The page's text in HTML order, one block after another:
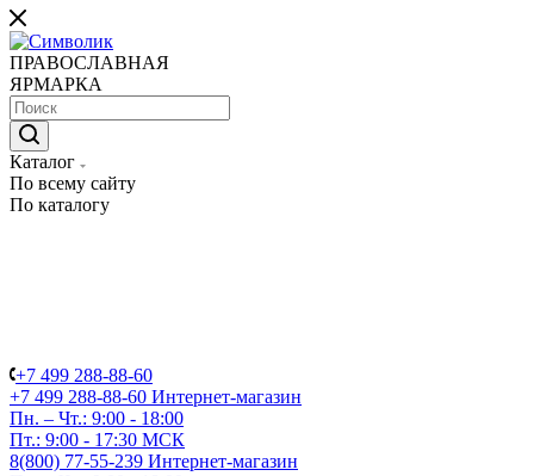
ПРАВОСЛАВНАЯ
ЯРМАРКА
Каталог
По всему сайту
По каталогу
+7 499 288-88-60
+7 499 288-88-60 Интернет-магазин
Пн. – Чт.: 9:00 - 18:00
Пт.: 9:00 - 17:30 МСК
8(800) 77-55-239 Интернет-магазин